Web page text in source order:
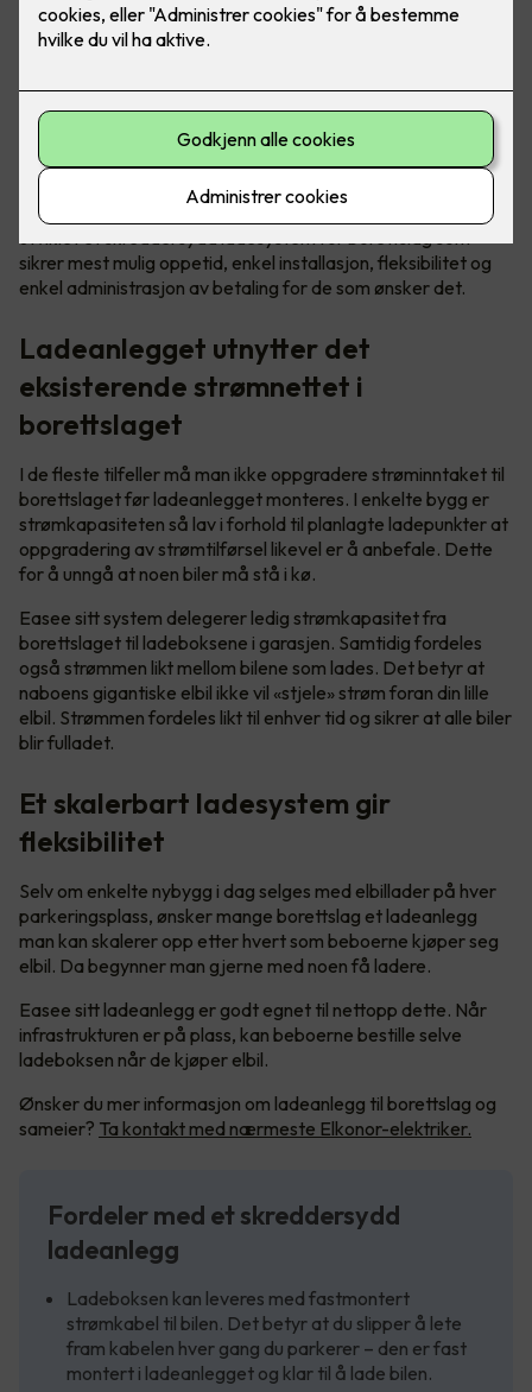
Bilde: Easee. Flere laderoboter kan kobles sammen
Det er mye å sette seg inn i og mange valg som skal tas
både av styret og generalforsamling.
utviklet et skreddersydd ladesystem for borettslag som
sikrer mest mulig oppetid, enkel installasjon, fleksibilitet og
enkel administrasjon av betaling for de som ønsker det.
Ladeanlegget utnytter det
eksisterende strømnettet i
borettslaget
I de fleste tilfeller må man ikke oppgradere strøminntaket til
borettslaget før ladeanlegget monteres. I enkelte bygg er
strømkapasiteten så lav i forhold til planlagte ladepunkter at
oppgradering av strømtilførsel likevel er å anbefale. Dette
for å unngå at noen biler må stå i kø.
Easee sitt system delegerer ledig strømkapasitet fra
borettslaget til ladeboksene i garasjen. Samtidig fordeles
også strømmen likt mellom bilene som lades. Det betyr at
naboens gigantiske elbil ikke vil «stjele» strøm foran din lille
elbil. Strømmen fordeles likt til enhver tid og sikrer at alle biler
blir fulladet.
Et skalerbart ladesystem gir
fleksibilitet
Selv om enkelte nybygg i dag selges med elbillader på hver
parkeringsplass, ønsker mange borettslag et ladeanlegg
man kan skalerer opp etter hvert som beboerne kjøper seg
elbil. Da begynner man gjerne med noen få ladere.
Easee sitt ladeanlegg er godt egnet til nettopp dette. Når
infrastrukturen er på plass, kan beboerne bestille selve
ladeboksen når de kjøper elbil.
Ønsker du mer informasjon om ladeanlegg til borettslag og
sameier? Ta kontakt med nærmeste Elkonor-elektriker.
Fordeler med et skreddersydd
ladeanlegg
Ladeboksen kan leveres med fastmontert
strømkabel til bilen. Det betyr at du slipper å lete
fram kabelen hver gang du parkerer – den er fast
montert i ladeanlegget og klar til å lade bilen.